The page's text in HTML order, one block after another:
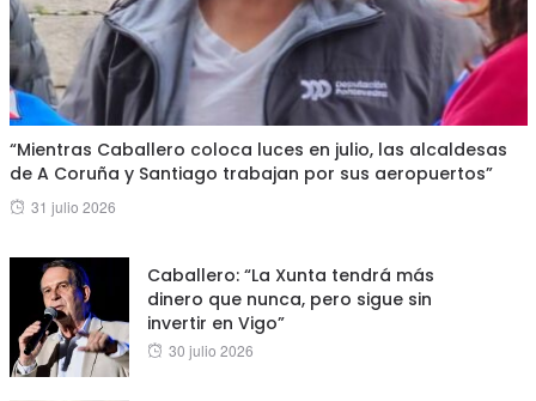
“Mientras Caballero coloca luces en julio, las alcaldesas
de A Coruña y Santiago trabajan por sus aeropuertos”
Posted
31 julio 2026
Caballero: “La Xunta tendrá más
dinero que nunca, pero sigue sin
invertir en Vigo”
Posted
30 julio 2026